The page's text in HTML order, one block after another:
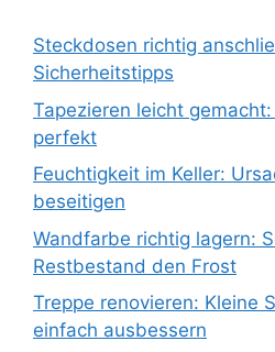
Steckdosen richtig
Sicherheitstipps
Tapezieren leicht
perfekt
Feuchtigkeit im Keller:
beseitigen
Wandfarbe richtig lagern:
Restbestand den Frost
Treppe renovieren: Kleine
einfach ausbessern